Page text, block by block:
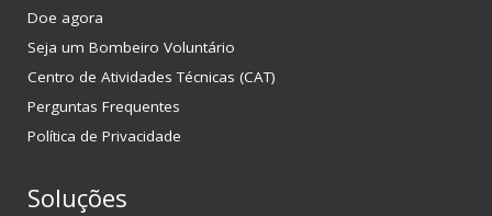
Doe agora
Seja um Bombeiro Voluntário
Centro de Atividades Técnicas (CAT)
Perguntas Frequentes
Política de Privacidade
Soluções